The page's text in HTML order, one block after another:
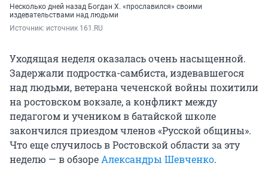
Несколько дней назад Богдан Х. «прославился» своими
издевательствами над людьми
Источник: источник 161.RU
Уходящая неделя оказалась очень насыщенной.
Задержали подростка-самбиста, издевавшегося
над людьми, ветерана чеченской войны похитили
на ростовском вокзале, а конфликт между
педагогом и учеником в батайской школе
закончился приездом членов «Русской общины».
Что еще случилось в Ростовской области за эту
неделю — в обзореАлександры Шевченко.